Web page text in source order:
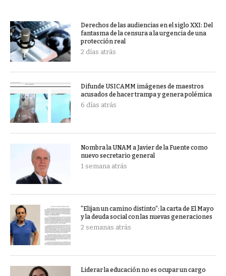
Derechos de las audiencias en el siglo XXI: Del
fantasma de la censura a la urgencia de una
protección real
2 días atrás
Difunde USICAMM imágenes de maestros
acusados de hacer trampa y genera polémica
6 días atrás
Nombra la UNAM a Javier de la Fuente como
nuevo secretario general
1 semana atrás
“Elijan un camino distinto”: la carta de El Mayo
y la deuda social con las nuevas generaciones
2 semanas atrás
Liderar la educación no es ocupar un cargo